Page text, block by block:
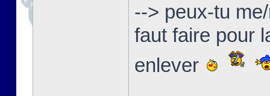
--> peux-tu
faut faire pour
enlever